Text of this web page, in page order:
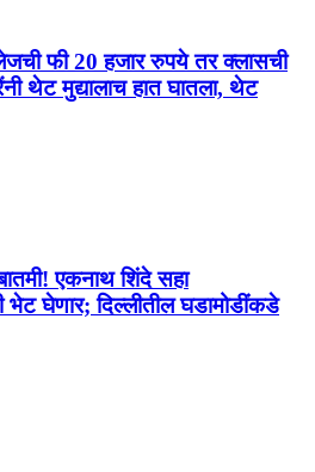
फी 20 हजार रुपये तर क्लासची
थेट मुद्यालाच हात घातला, थेट
एकनाथ शिंदे सहा
भेट घेणार; दिल्लीतील घडामोडींकडे